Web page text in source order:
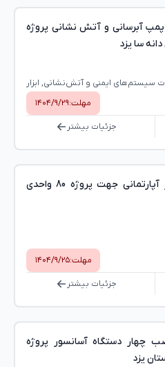
آبرسانی و آتش نشانی پروژه
سیستم‌های ایمنی و آتش‌‌نشانی, ابزار
مهلت:۱۴۰۴/۹/۲۹
جزئیات بیشتر
تهیه دستگاه هواساز آپارتمانی جهت پروژه 80 واحدی
مهلت:۱۴۰۴/۹/۲۵
جزئیات بیشتر
چهار دستگاه آسانسور پروژه
یزد